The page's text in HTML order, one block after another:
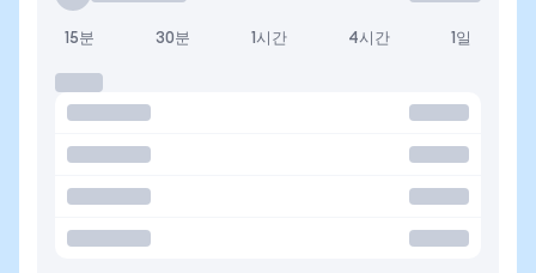
15분 30분 1시간 4시간 1일